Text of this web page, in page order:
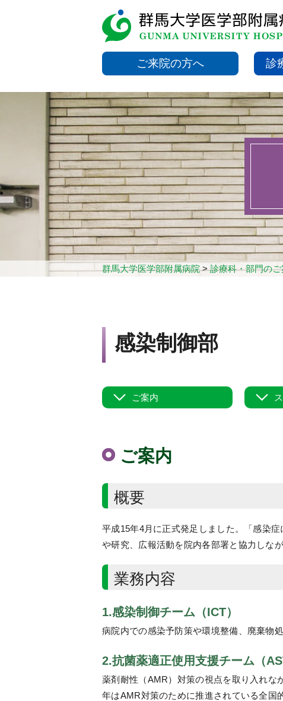
ご来院の方へ 診
群馬大学医学部附属病院>診療科・部門の
感染制御部
ご案内
ご案内
概要
平成15年4月に正式発足しました。「感染
や研究、広報活動を院内各部署と協力しな
業務内容
1.感染制御チーム（ICT）
病院内での感染予防策や環境整備、廃棄物
2.抗菌薬適正使用支援チーム（
薬剤耐性（AMR）対策の視点を取り入れな
年はAMR対策のために推進されている全国